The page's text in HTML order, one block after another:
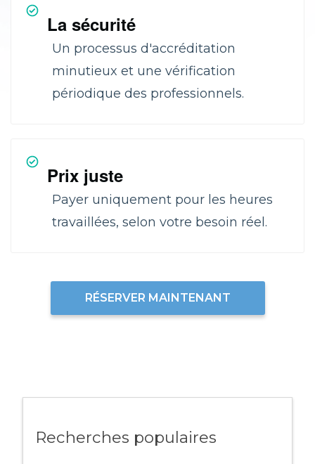
La sécurité
Un processus d'accréditation
minutieux et une vérification
périodique des professionnels.
Prix juste
Payer uniquement pour les heures
travaillées, selon votre besoin réel.
RÉSERVER MAINTENANT
Recherches populaires